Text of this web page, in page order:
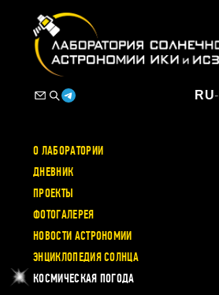
RU-
О ЛАБОРАТОРИИ
ДНЕВНИК
ПРОЕКТЫ
ФОТОГАЛЕРЕЯ
НОВОСТИ АСТРОНОМИИ
ЭНЦИКЛОПЕДИЯ СОЛНЦА
КОСМИЧЕСКАЯ ПОГОДА